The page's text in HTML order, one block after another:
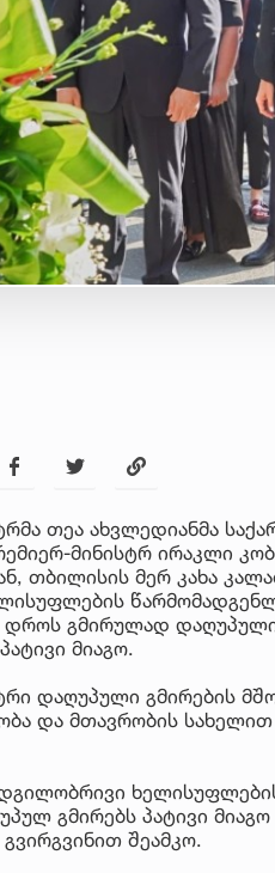
თეა ახვლედიანმა
მინისტრ ირაკლი
თბილისის მერ კახა
გმირულად
მიაგო.
დაღუპული გმირების
და მთავრობის
გმირებს პატივი
შეამკო.